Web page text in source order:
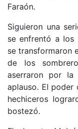
Faraón.
Siguieron una
se enfrentó a los
se transformaron
de los
aserraron por
aplauso. El poder
hechiceros
bostezó.